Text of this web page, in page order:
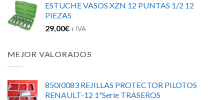
ESTUCHE VASOS XZN 12 PUNTAS 1/2 12
PIEZAS
29,00€+ IVA
MEJOR VALORADOS
850I0083 REJILLAS PROTECTOR PILOTOS
RENAULT-12 1ªSerie TRASEROS